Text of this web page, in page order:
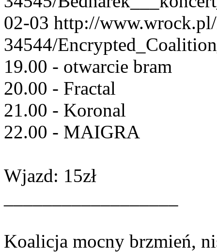
02-03 http://
34544/
19.00 - otwarcie bram
20.00 - Fractal
21.00 - Koronal
22.00 - MAIGRA
Wjazd: 15zł
Koalicja mocny brzmień,